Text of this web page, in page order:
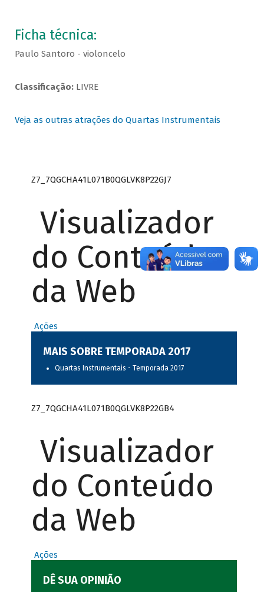
Ficha técnica:
Paulo Santoro - violoncelo
Classificação:LIVRE
Veja as outras atrações do Quartas Instrumentais
Z7_7QGCHA41L071B0QGLVK8P22GJ7
Visualizador
do Conteúdo
da Web
Ações
MAIS SOBRE TEMPORADA 2017
Quartas Instrumentais - Temporada 2017
Z7_7QGCHA41L071B0QGLVK8P22GB4
Visualizador
do Conteúdo
da Web
Ações
DÊ SUA OPINIÃO